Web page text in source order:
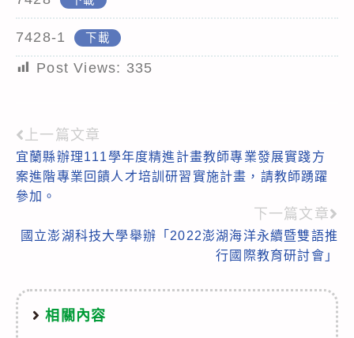
7428-1 下載
Post Views: 335
Read
more
articles
上一篇文章
宜蘭縣辦理111學年度精進計畫教師專業發展實踐方
案進階專業回饋人才培訓研習實施計畫，請教師踴躍
參加。
下一篇文章
國立澎湖科技大學舉辦「2022澎湖海洋永續暨雙語推
行國際教育研討會」
相關內容